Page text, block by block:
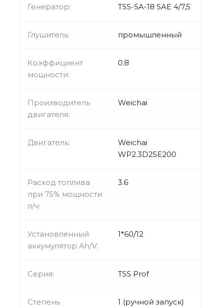
Генератор: TSS-SA-18 SAE 4/7,5
Глушитель: промышленный
Коэффициент
мощности:
0.8
Производитель
двигателя:
Weichai
Двигатель:
Weichai
WP2.3D25E200
Расход топлива
при 75% мощности
л/ч:
3.6
Установленный
аккумулятор Ah/V:
1*60/12
Серия: TSS Prof
Степень
1 (ручной запуск)